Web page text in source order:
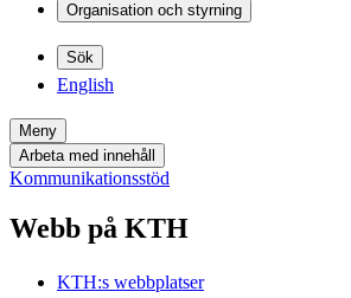
Organisation och styrning
Sök
English
Meny
Arbeta med innehåll
Kommunikationsstöd
Webb på KTH
KTH:s webbplatser